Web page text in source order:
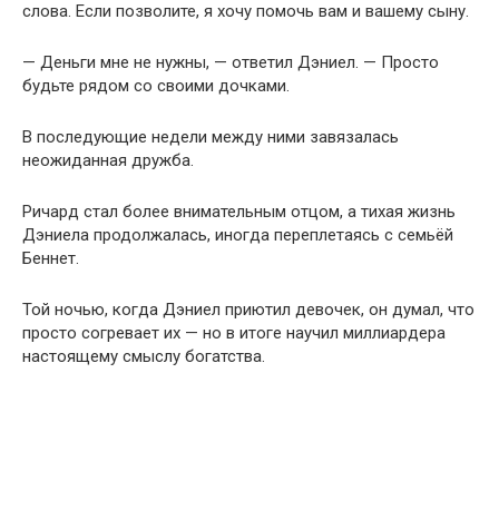
слова. Если позволите, я хочу помочь вам и вашему сыну.
— Деньги мне не нужны, — ответил Дэниел. — Просто
будьте рядом со своими дочками.
В последующие недели между ними завязалась
неожиданная дружба.
Ричард стал более внимательным отцом, а тихая жизнь
Дэниела продолжалась, иногда переплетаясь с семьёй
Беннет.
Той ночью, когда Дэниел приютил девочек, он думал, что
просто согревает их — но в итоге научил миллиардера
настоящему смыслу богатства.